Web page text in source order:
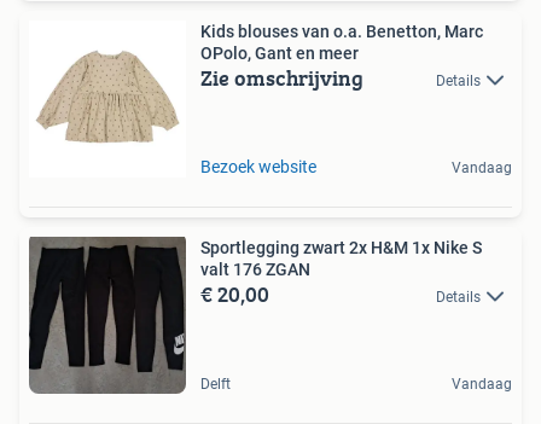
Kids blouses van o.a. Benetton, Marc
OPolo, Gant en meer
Zie omschrijving Details
Bezoek website Vandaag
Sportlegging zwart 2x H&M 1x Nike S
valt 176 ZGAN
€ 20,00 Details
Delft Vandaag